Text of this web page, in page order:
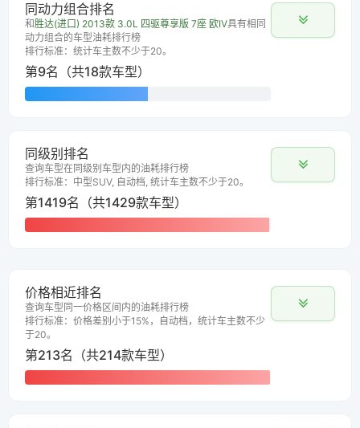
同动力组合排名
和胜达(进口) 2013款 3.0L 四驱尊享版 7座 欧IV具有相同
动力组合的车型油耗排行榜
排行标准：统计车主数不少于20。
第9名（共18款车型）
同级别排名
查询车型在同级别车型内的油耗排行榜
排行标准：中型SUV, 自动档, 统计车主数不少于20。
第1419名（共1429款车型）
价格相近排名
查询车型同一价格区间内的油耗排行榜
排行标准：价格差别小于15%，自动档，统计车主数不少
于20。
第213名（共214款车型）